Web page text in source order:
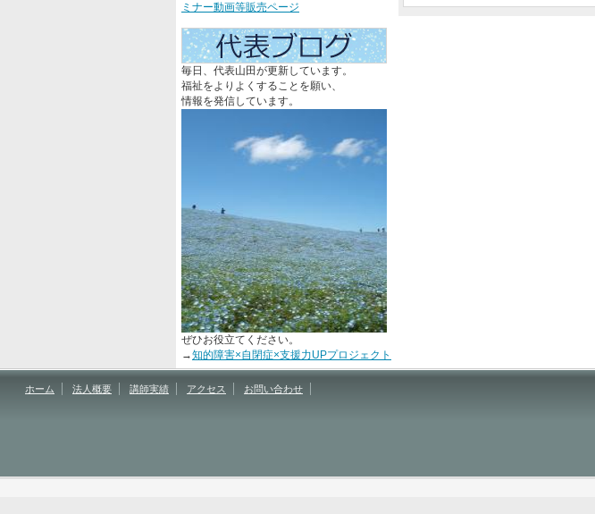
ミナー動画等販売ページ
毎日、代表山田が更新しています。
福祉をよりよくすることを願い、
情報を発信しています。
ぜひお役立てください。
→知的障害×自閉症×支援力UPプロジェクト
ホーム 法人概要 講師実績 アクセス お問い合わせ